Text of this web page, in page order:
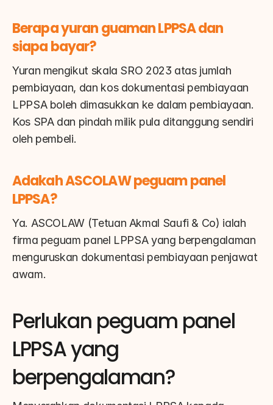
Berapa yuran guaman LPPSA dan
siapa bayar?
Yuran mengikut skala SRO 2023 atas jumlah
pembiayaan, dan kos dokumentasi pembiayaan
LPPSA boleh dimasukkan ke dalam pembiayaan.
Kos SPA dan pindah milik pula ditanggung sendiri
oleh pembeli.
Adakah ASCOLAW peguam panel
LPPSA?
Ya. ASCOLAW (Tetuan Akmal Saufi & Co) ialah
firma peguam panel LPPSA yang berpengalaman
menguruskan dokumentasi pembiayaan penjawat
awam.
Perlukan peguam panel
LPPSA yang
berpengalaman?